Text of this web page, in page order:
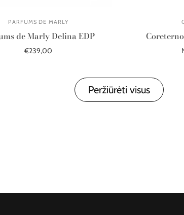
PARFUMS DE MARLY
de Marly Delina EDP
€239,00
Peržiūrėti visus